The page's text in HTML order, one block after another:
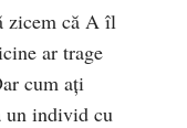
zicem că A îl
ar trage
cum ați
un individ cu